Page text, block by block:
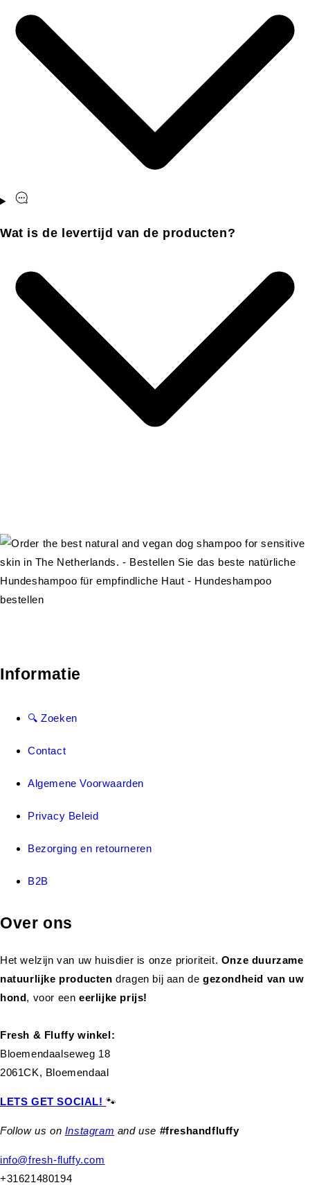
Wat is de levertijd van de producten?
Informatie
🔍 Zoeken
Contact
Algemene Voorwaarden
Privacy Beleid
Bezorging en retourneren
B2B
Over ons
Het welzijn van uw huisdier is onze prioriteit. Onze duurzame
natuurlijke productendragen bij aan de gezondheid van uw
hond, voor eeneerlijke prijs!
Fresh & Fluffy winkel:
Bloemendaalseweg 18
2061CK, Bloemendaal
LETS GET SOCIAL!🐾
Follow us on Instagram and use #freshandfluffy
info@fresh-fluffy.com
+31621480194